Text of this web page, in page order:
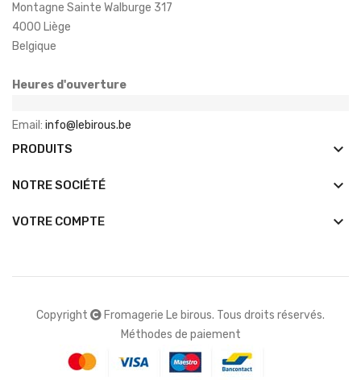
Montagne Sainte Walburge 317
4000 Liège
Belgique
Heures d'ouverture
Email: info@lebirous.be
PRODUITS keyboard_arrow_down
NOTRE SOCIÉTÉ keyboard_arrow_down
VOTRE COMPTE 
Copyright
Fromagerie Le birous. Tous droits réservés.
Méthodes de paiement